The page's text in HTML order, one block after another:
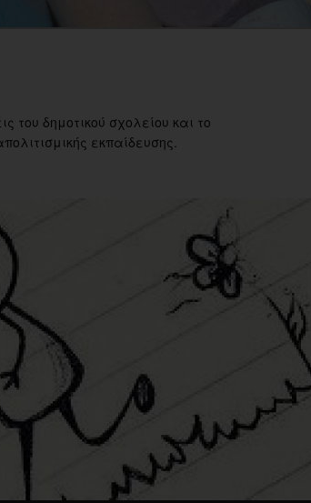
του δημοτικού σχολείου και το
εκπαίδευσης.